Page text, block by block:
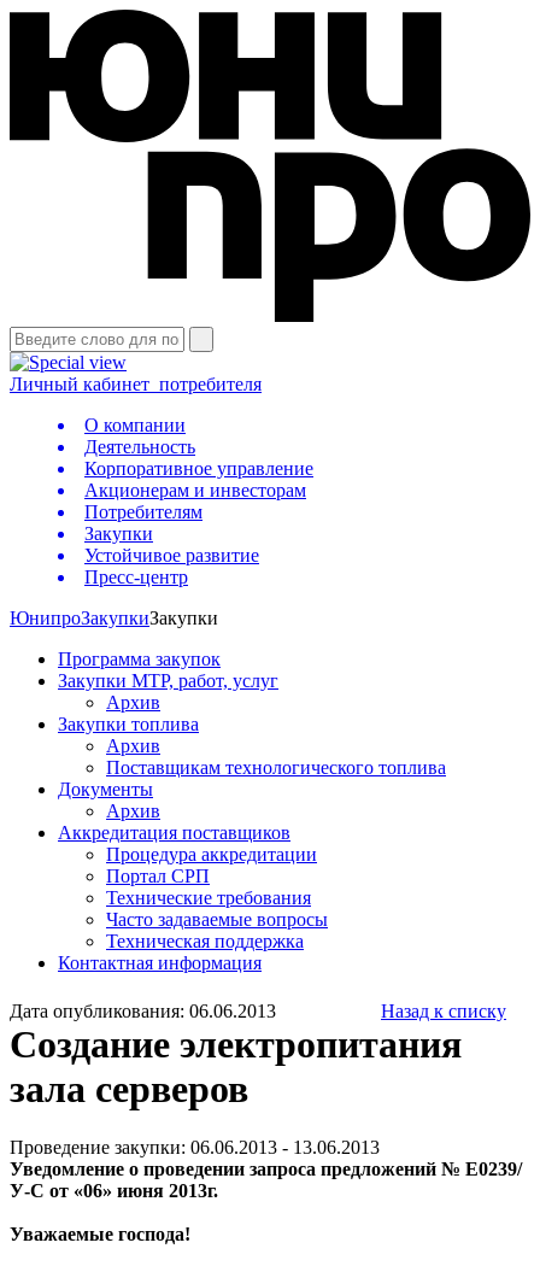
Личный кабинет потребителя
О компании
Деятельность
Корпоративное управление
Акционерам и инвесторам
Потребителям
Закупки
Устойчивое развитие
Пресс-центр
ЮнипроЗакупкиЗакупки
Программа закупок
Закупки МТР, работ, услуг
Архив
Закупки топлива
Архив
Поставщикам технологического топлива
Документы
Архив
Аккредитация поставщиков
Процедура аккредитации
Портал СРП
Технические требования
Часто задаваемые вопросы
Техническая поддержка
Контактная информация
Дата опубликования: 06.06.2013 Назад к списку
Создание электропитания
зала серверов
Проведение закупки: 06.06.2013 - 13.06.2013
Уведомление о проведении запроса предложений № Е0239/
У-С от «06» июня 2013г.
Уважаемые господа!